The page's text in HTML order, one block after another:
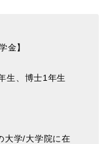
金】
生、博士1年生
大学/大学院に在